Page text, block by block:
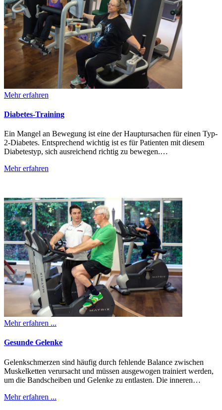
Mehr erfahren
Diabetes-Training
Ein Mangel an Bewegung ist eine der Hauptursachen für einen Typ-
2-Diabetes. Entsprechend wichtig ist es für Patienten mit diesem
Diabetestyp, sich ausreichend richtig zu bewegen.…
Mehr erfahren
Mehr erfahren ...
Gesunde Gelenke
Gelenkschmerzen sind häufig durch fehlende Balance zwischen
Muskelketten verursacht und müssen ausgewogen trainiert werden,
um die Bandscheiben und Gelenke zu entlasten. Die inneren…
Mehr erfahren ...